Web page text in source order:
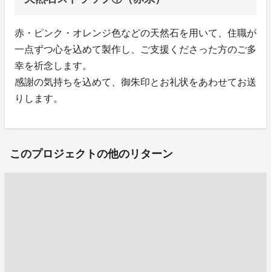
赤・ピンク・オレンジ色などの天然石を用いて、住職が
一点ずつ心を込めて製作し、ご支援くださった方のご多
幸を祈念します。
感謝の気持ちを込めて、御朱印とお礼状をあわせてお送
りします。
このプロジェクトの他のリターン